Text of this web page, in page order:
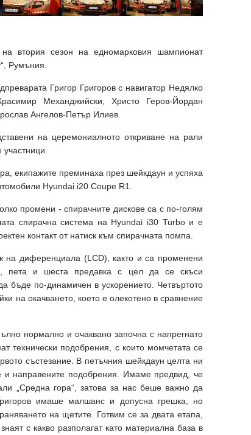
втория сезон на едномарковия шампионат
Румъния.
Григор Григоров с навигатор Недялко
Механджийски, Христо Геров-Йордан
Ангелов-Петър Илиев.
на церемониалното откриване на рали
екипажите преминаха през шейкдаун и успяха
Hyundai i20 Coupe R1.
промени - спирачните дискове са с по-голям
спирачна система на Hyundai i30 Turbo и е
контакт от натиск към спирачната помпа.
на диференциала (LCD), както и са променени
пета и шеста предавка с цел да се скъси
бъде по-динамичен в ускорението. Четвъртото
на окачването, което е олекотено в сравнение
нормално и очаквано започна с напрегнато
технически подобрения, с които момчетата се
състезание. В петъчния шейкдаун целта ни
и направените подобрения. Имаме предвид, че
„Средна гора“, затова за нас беше важно да
имаше малшанс и допусна грешка, но
на щетите. Готвим се за двата етапа,
с какво разполагат като материална база в